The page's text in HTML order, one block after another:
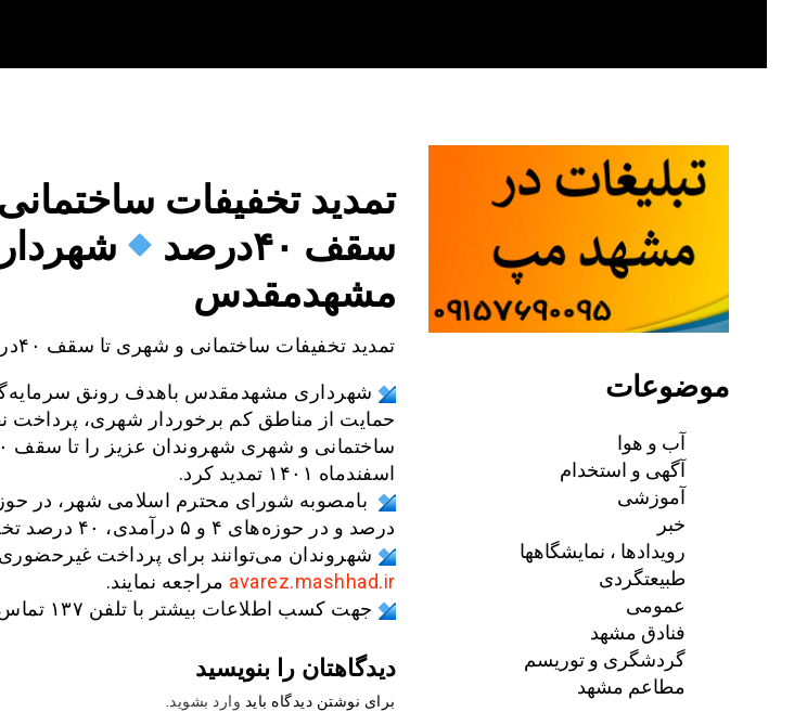
content
تمدید تخفیفات
سقف ۴۰درصد
مشهدمقدس
تمدید تخفیفات ساختمانی و شهری تا سقف ۴۰درصد
شهرداری مشهدمقدس باهدف رونق
حمایت از مناطق کم برخوردار شهری، پرداخت
اسفندماه ۱۴۰۱ تمدید کرد.
درصد و در حوزه‌های ۴ و ۵ درآمدی، ۴۰ درصد تخفیف اعمال می‌شود.
شهروندان می‌توانند برای پرداخت
avarez.mashhad.ir مراجعه نمایند.
جهت کسب اطلاعات بیشتر با تلفن ۱۳۷ تماس حاصل فرمایید.
دیدگاهتان را بنویسید
برای نوشتن دیدگاه باید وارد بشوید
موضوعات
آب و هوا
آگهی و استخدام
آموزشی
خبر
رویدادها ، نمایشگاهها
طبیعتگردی
عمومی
فنادق مشهد
گردشگری و توریسم
مطاعم مشهد